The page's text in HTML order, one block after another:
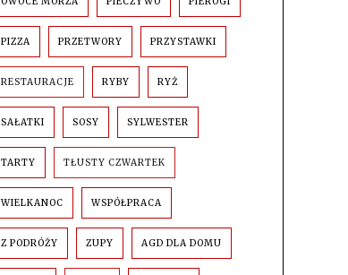
PIZZA PRZETWORY PRZYSTAWKI
RESTAURACJE RYBY RYŻ
SAŁATKI SOSY SYLWESTER
TARTY TŁUSTY CZWARTEK
WIELKANOC WSPÓŁPRACA
Z PODRÓŻY ZUPY AGD DLA DOMU